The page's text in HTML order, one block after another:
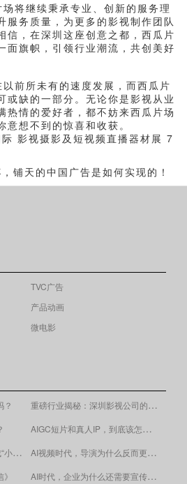
将继续秉承专业、创新的服务理
服务质量，为更多的影视制作团队
信，在深圳这座创意之都，西瓜片
面旗帜，引领行业潮流，共创美好
前所未有的速度发展，而西瓜片
或缺的一部分。无论你是影视从业
热情的爱好者，都不妨来西瓜片场
想不到的惊喜和收获。
影视摄影及短视频直播器材展 7
铺天的中国广告是如何实现的！
TVC广告
产品动画
微电影
？ 重磅行业揭秘：深圳影视公司的收费逻辑！
AIGC短片和真人IP，到底该怎么选？
蓝大智图X一镜影视顺利完成“小蓝本”广告影片拍摄制作。
AI视频时代，导演为什么反而更重要？
AI时代，企业为什么还需要宣传片？